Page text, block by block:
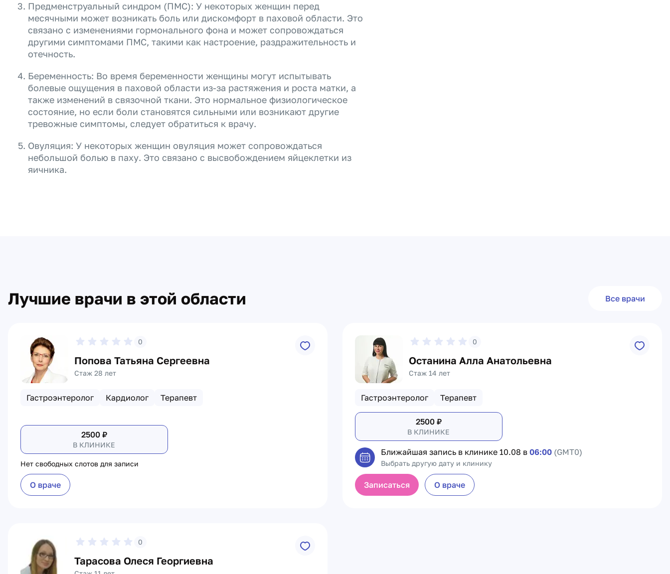
Предменструальный синдром (ПМС): У некоторых женщин перед
месячными может возникать боль или дискомфорт в паховой области. Это
связано с изменениями гормонального фона и может сопровождаться
другими симптомами ПМС, такими как настроение, раздражительность и
отечность.
Беременность: Во время беременности женщины могут испытывать
болевые ощущения в паховой области из-за растяжения и роста матки, а
также изменений в связочной ткани. Это нормальное физиологическое
состояние, но если боли становятся сильными или возникают другие
тревожные симптомы, следует обратиться к врачу.
Овуляция: У некоторых женщин овуляция может сопровождаться
небольшой болью в паху. Это связано с высвобождением яйцеклетки из
яичника.
Лучшие врачи в этой области Все врачи
0
Попова Татьяна Сергеевна
Стаж 28 лет
Гастроэнтеролог Кардиолог Терапевт
2500₽
В КЛИНИКЕ
Нет свободных слотов для записи
О враче
0
Останина Алла Анатольевна
Стаж 14 лет
Гастроэнтеролог Терапевт
2500₽
В КЛИНИКЕ
Ближайшая запись в клинике 10.08 в 06:00 (GMT0)
Выбрать другую дату и клинику
Записаться О враче
0
Тарасова Олеся Георгиевна